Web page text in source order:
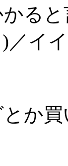
かる
／イ
か